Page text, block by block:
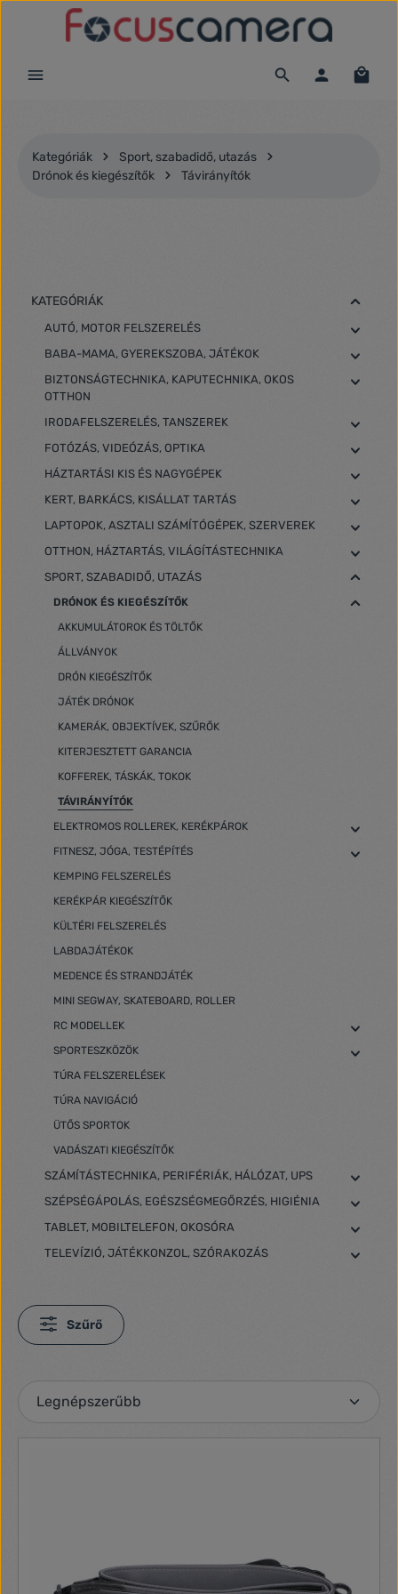
Ugrás a fő tartalomra
Kategóriák
Sport, szabadidő, utazás
Drónok és kiegészítők
Távirányítók
KATEGÓRIÁK
AUTÓ, MOTOR FELSZERELÉS
BABA-MAMA, GYEREKSZOBA, JÁTÉKOK
BIZTONSÁGTECHNIKA, KAPUTECHNIKA, OKOS
OTTHON
IRODAFELSZERELÉS, TANSZEREK
FOTÓZÁS, VIDEÓZÁS, OPTIKA
HÁZTARTÁSI KIS ÉS NAGYGÉPEK
KERT, BARKÁCS, KISÁLLAT TARTÁS
LAPTOPOK, ASZTALI SZÁMÍTÓGÉPEK, SZERVEREK
OTTHON, HÁZTARTÁS, VILÁGÍTÁSTECHNIKA
SPORT, SZABADIDŐ, UTAZÁS
DRÓNOK ÉS KIEGÉSZÍTŐK
AKKUMULÁTOROK ÉS TÖLTŐK
ÁLLVÁNYOK
DRÓN KIEGÉSZÍTŐK
JÁTÉK DRÓNOK
KAMERÁK, OBJEKTÍVEK, SZŰRŐK
KITERJESZTETT GARANCIA
KOFFEREK, TÁSKÁK, TOKOK
TÁVIRÁNYÍTÓK
ELEKTROMOS ROLLEREK, KERÉKPÁROK
FITNESZ, JÓGA, TESTÉPÍTÉS
KEMPING FELSZERELÉS
KERÉKPÁR KIEGÉSZÍTŐK
KÜLTÉRI FELSZERELÉS
LABDAJÁTÉKOK
MEDENCE ÉS STRANDJÁTÉK
MINI SEGWAY, SKATEBOARD, ROLLER
RC MODELLEK
SPORTESZKÖZÖK
TÚRA FELSZERELÉSEK
TÚRA NAVIGÁCIÓ
ÜTŐS SPORTOK
VADÁSZATI KIEGÉSZÍTŐK
SZÁMÍTÁSTECHNIKA, PERIFÉRIÁK, HÁLÓZAT, UPS
SZÉPSÉGÁPOLÁS, EGÉSZSÉGMEGŐRZÉS, HIGIÉNIA
TABLET, MOBILTELEFON, OKOSÓRA
TELEVÍZIÓ, JÁTÉKKONZOL, SZÓRAKOZÁS
Szűrő